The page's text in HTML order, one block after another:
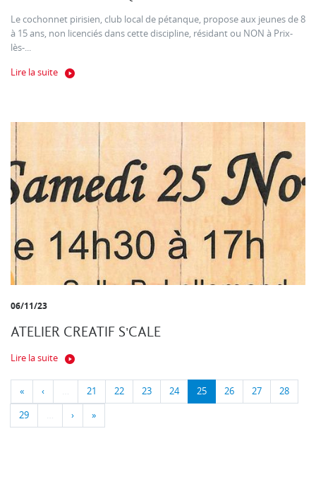
Le cochonnet pirisien, club local de pétanque, propose aux jeunes de 8
à 15 ans, non licenciés dans cette discipline, résidant ou NON à Prix-
lès-...
Lire la suite
06/11/23
ATELIER CREATIF S'CALE
Lire la suite
« ‹ … 21 22 23 24 25 26 27 28
29 … › »